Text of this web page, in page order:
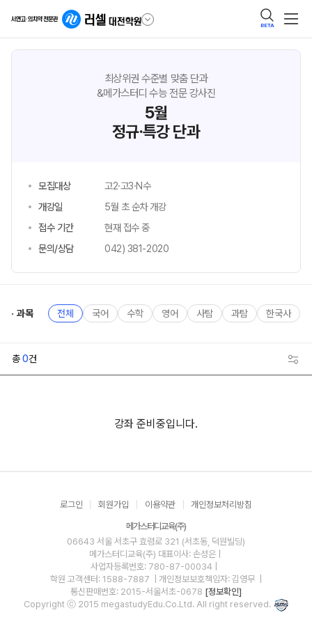
BETA
최상위권 수준별 맞춤 단과
&메가스터디 수능 전문 강사진
5월
정규·특강 단과
모집대상
고2·고3·N수
개강일
5월 초 순차 개강
접수 기간
현재 접수 중
문의/상담
042) 381-2020
과목 전체 국어 수학 영어 사탐 과탐 한국사
총0건
강좌 준비중입니다.
로그인 회원가입 이용약관 개인정보처리방침
메가스터디교육(주)
06643 서울 서초구 효령로 321 (서초동, 덕원빌딩)
메가스터디교육(주) 대표이사: 손성은 |
사업자등록번호: 780-87-00034
학원 고객센터: 1588-7887
| 개인정보보호책임자: 김영무
통신판매번호: 2015-서울서초-0678 [정보확인]
Copyright ⓒ 2015 megastudyEdu.Co.Ltd. All right reserved.